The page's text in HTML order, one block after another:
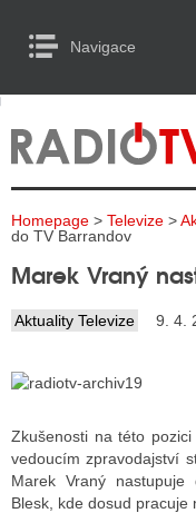
Navigace
RADIA
TELEVIZE
INTERNET
TISK
RÁDIÍ
VYSÍLAČE
to Content
Homepage > Televize >
do TV Barrandov
Marek Vraný
Aktuality Televize 9. 4.
Zkušenosti na této
vedoucím zpravodajství
Marek Vraný
Blesk, kde dosud pracuje